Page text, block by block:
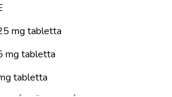
mg tabletta
mg tabletta
tabletta